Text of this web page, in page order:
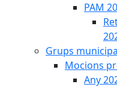
PAM
Grups
Mocions
Any